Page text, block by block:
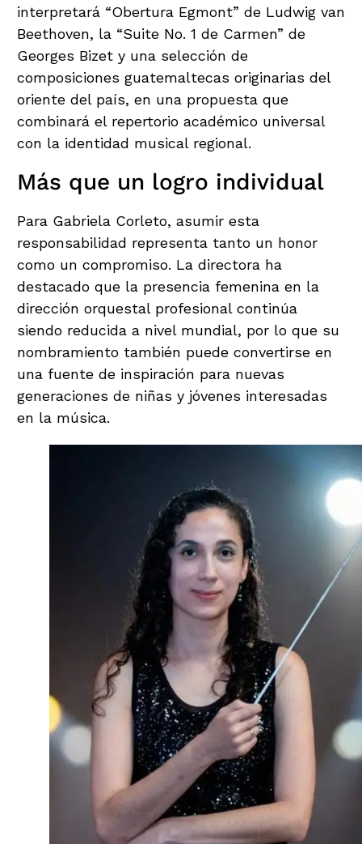
interpretará “Obertura Egmont” de Ludwig van
Beethoven, la “Suite No. 1 de Carmen” de
Georges Bizet y una selección de
composiciones guatemaltecas originarias del
oriente del país, en una propuesta que
combinará el repertorio académico universal
con la identidad musical regional.
Más que un logro individual
Para Gabriela Corleto, asumir esta
responsabilidad representa tanto un honor
como un compromiso. La directora ha
destacado que la presencia femenina en la
dirección orquestal profesional continúa
siendo reducida a nivel mundial, por lo que su
nombramiento también puede convertirse en
una fuente de inspiración para nuevas
generaciones de niñas y jóvenes interesadas
en la música.